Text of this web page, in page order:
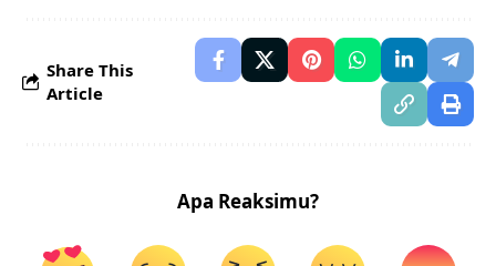
Share This
Article
Apa Reaksimu?